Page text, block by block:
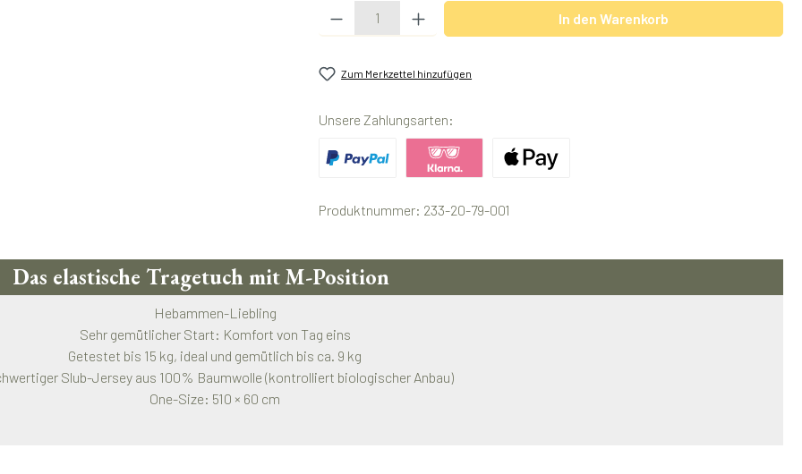
Produkt Anzahl: Gib den gewünschten Wert ein oder benutze die Schaltflächen um die
In den Warenkorb
Zum Merkzettel hinzufügen
Unsere Zahlungsarten:
Produktnummer: 233-20-79-001
Das elastische Tragetuch mit M-Position
Hebammen-Liebling
Sehr gemütlicher Start: Komfort von Tag eins
Getestet bis 15 kg, ideal und gemütlich bis ca. 9 kg
Slub-Jersey aus 100% Baumwolle (kontrolliert biologischer Anbau)
One-Size: 510 × 60 cm